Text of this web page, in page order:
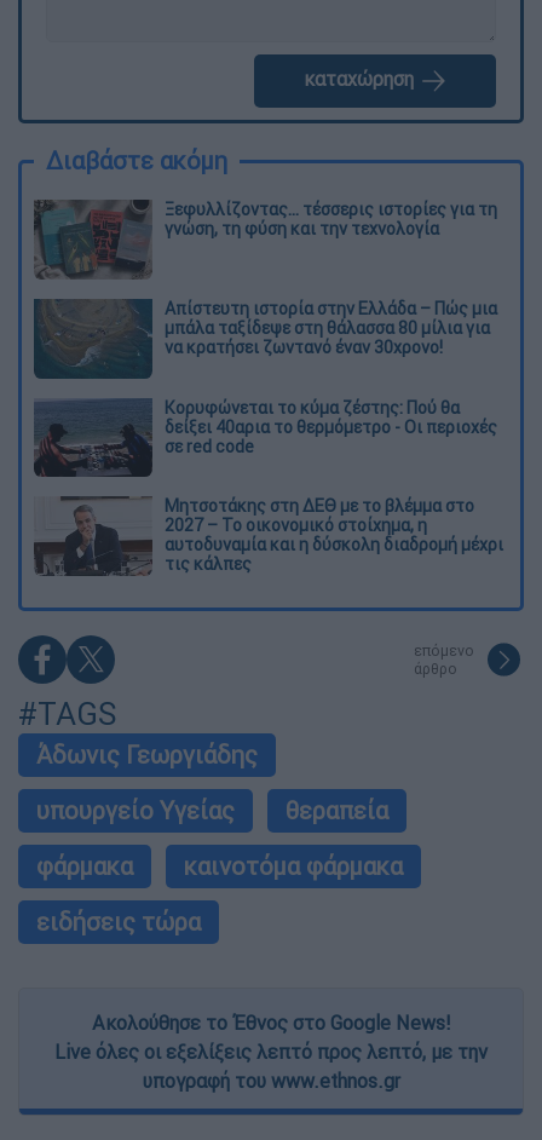
καταχώρηση
Διαβάστε ακόμη
Ξεφυλλίζοντας... τέσσερις ιστορίες για τη
γνώση, τη φύση και την τεχνολογία
Απίστευτη ιστορία στην Ελλάδα – Πώς μια
μπάλα ταξίδεψε στη θάλασσα 80 μίλια για
να κρατήσει ζωντανό έναν 30χρονο!
Κορυφώνεται το κύμα ζέστης: Πού θα
δείξει 40αρια το θερμόμετρο - Οι περιοχές
σε red code
Μητσοτάκης στη ΔΕΘ με το βλέμμα στο
2027 – Το οικονομικό στοίχημα, η
αυτοδυναμία και η δύσκολη διαδρομή μέχρι
τις κάλπες
επόμενο
άρθρο
#TAGS
Άδωνις Γεωργιάδης
υπουργείο Υγείας
θεραπεία
φάρμακα
καινοτόμα φάρμακα
ειδήσεις τώρα
Ακολούθησε το Έθνος στο Google News!
Live όλες οι εξελίξεις λεπτό προς λεπτό, με την
υπογραφή του www.ethnos.gr